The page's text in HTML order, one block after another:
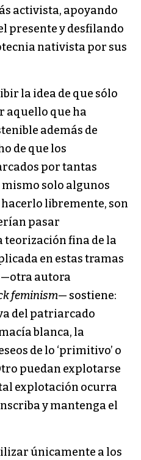
activista, apoyando
presente y desfilando
nativista por sus
la idea de que sólo
aquello que ha
además de
de que los
por tantas
solo algunos
libremente, son
pasar
teorización fina de la
en estas tramas
—otra autora
feminism— sostiene:
del patriarcado
blanca, la
de lo ‘primitivo’ o
puedan explotarse
explotación ocurra
y mantenga el
únicamente a los